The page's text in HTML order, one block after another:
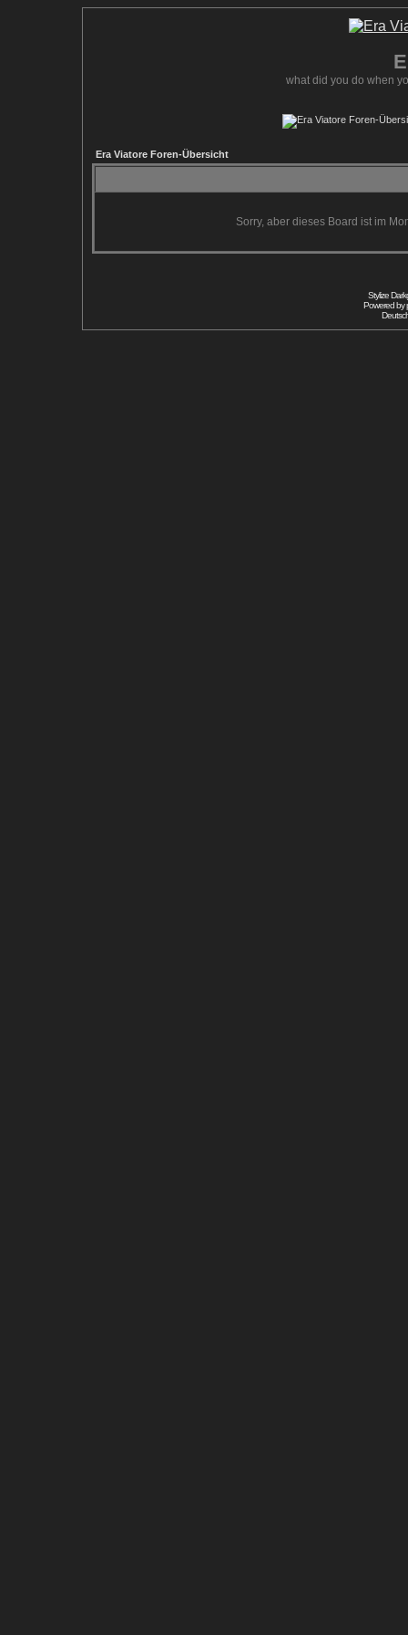
what did you do when
Era Viatore Foren-Übersicht
Sorry, aber dieses Board ist im
Stylize
Powered by